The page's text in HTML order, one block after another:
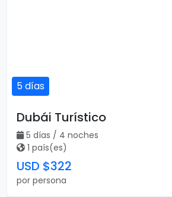
5 días
Dubái Turístico
5 días / 4 noches
1 país(es)
USD $322
por persona